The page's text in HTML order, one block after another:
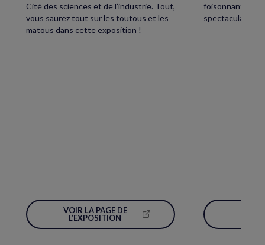
Cité des sciences et de l’industrie. Tout,
vous saurez tout sur les toutous et les
matous dans cette exposition !
VOIR LA PAGE DE
L’EXPOSITION(NOUVELLE
foisonnant
spectaculaire
VOIR